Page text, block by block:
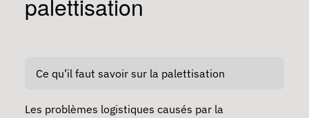
Ce qu’il faut savoir sur la palettisation
Les problèmes logistiques causés par la